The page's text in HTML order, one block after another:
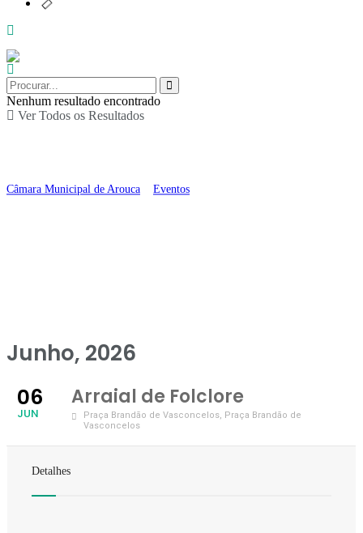
Nenhum resultado encontrado
Ver Todos os Resultados
Câmara Municipal de Arouca Eventos
Junho, 2026
06
JUN
Arraial de Folclore
Praça Brandão de Vasconcelos, Praça Brandão de
Vasconcelos
Detalhes